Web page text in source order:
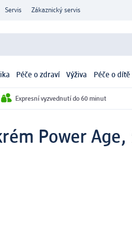
Servis Zákaznický servis
Péče o zdraví Výživa Péče o dítě
Expresní vyzvednutí do 60 minut
Power Age,